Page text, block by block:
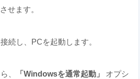
せます。
続し、PCを起動します。
、 「Windowsを通常起動」 オプシ